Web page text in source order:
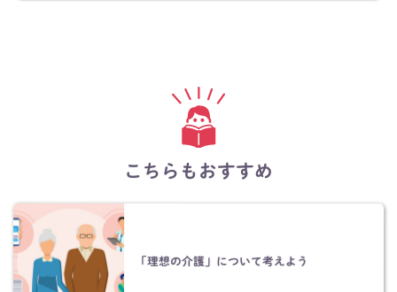
こちらもおすすめ
「理想の介護」について考えよう